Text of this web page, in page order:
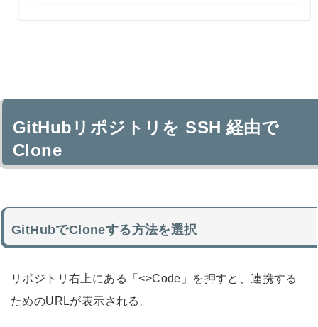
GitHubリポジトリを SSH 経由で
Clone
GitHubでCloneする方法を選択
リポジトリ右上にある「<>Code」を押すと、連携する
ためのURLが表示される。